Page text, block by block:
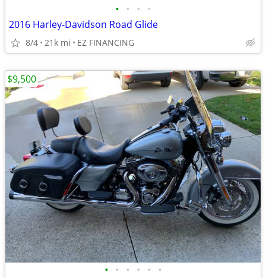
• • • •
2016 Harley-Davidson Road Glide
8/4 21k mi EZ FINANCING
• • • • • •
$9,500